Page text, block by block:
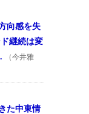
向感を失
継続は変
（今井雅
た中東情